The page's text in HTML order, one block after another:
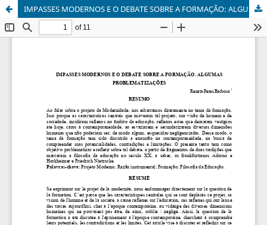
IMPASSES MODERNOS E O DEBATE SOBRE A FORMAÇÃO: ALGUMAS PROBLEMATIZAÇÕES